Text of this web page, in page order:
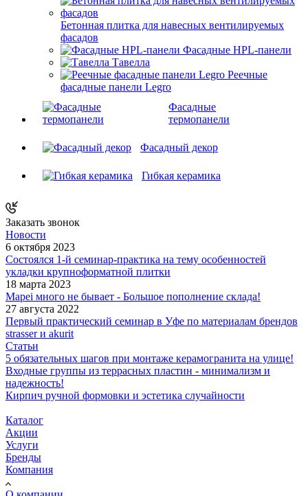
Бетонная плитка для навесных вентилируемых
фасадов
Фасадные HPL-панели
Тавелла
Реечные
фасадные панели Legro
Фасадные
термопанели
Фасадный декор
Гибкая керамика
Заказать звонок
Новости
6 октября 2023
Состоялся 1-й семинар-практика на тему особенностей
укладки крупноформатной плитки
18 марта 2023
Mapei много не бывает - Большое пополнение склада!
27 августа 2022
Первый практический семинар в Уфе по материалам брендов
strasser и akurit
Статьи
5 обязательных шагов при монтаже керамогранита на улице!
Входные группы из террасных пластин - минимализм и
надежность!
Кирпич ручной формовки и эстетика случайности
Каталог
Акции
Услуги
Бренды
Компания